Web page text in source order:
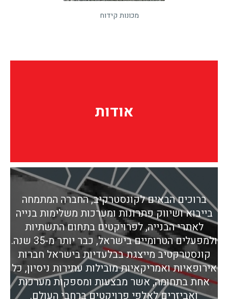
מכונות קידוח
אודות
אודות
ברוכים הבאים לקונסטרקיב, החברה המתמחה
בייבוא ושיווק פתרונות ומערכות משלימות בנייה
לאתרי הבנייה, לפרויקטים בתחום התשתיות
ולמפעלים הטרומיים בישראל, כבר יותר מ-35 שנה.
קונסטרקטיב מייצגת בבלעדיות בישראל חברות
אירופאיות ואמריקאיות מובילות עתירות ניסיון, כל
אחת בתחומה, אשר מבצעות ומספקות מערכות
ואביזרים לאלפי פרויקטים ברחבי העולם.